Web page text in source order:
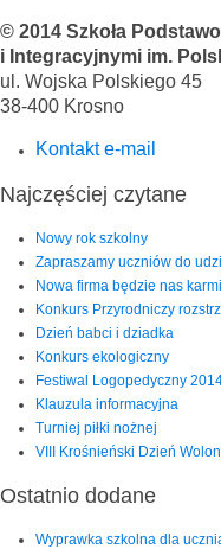
© 2014 Szkoła
i Integracyjnymi im.
ul. Wojska Polskiego 45
38-400 Krosno
Kontakt e-mail
Najczęściej czytane
Nowy rok szkolny
Zapraszamy uczniów do
Nowa firma będzie nas
Konkurs Przyrodniczy
Dzień babci i dziadka
Konkurs ekologiczny
Festiwal Logopedyczny
Klauzula informacyjna
Turniej piłki nożnej
VIII Krośnieński Dzień
Ostatnio dodane
Wyprawka szkolna dla